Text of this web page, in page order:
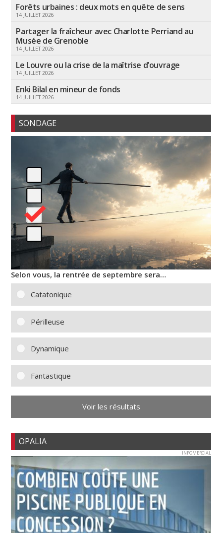
Forêts urbaines : deux mots en quête de sens
14 JUILLET 2026
Partager la fraîcheur avec Charlotte Perriand au
Musée de Grenoble
14 JUILLET 2026
Le Louvre ou la crise de la maîtrise d’ouvrage
14 JUILLET 2026
Enki Bilal en mineur de fonds
14 JUILLET 2026
SONDAGE
Selon vous, la rentrée de septembre sera…
Catatonique
Périlleuse
Dynamique
Fantastique
Voir les résultats
OPALIA
INFOMERCIAL